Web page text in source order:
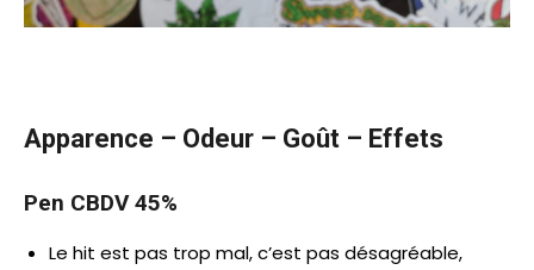
Apparence – Odeur – Goût – Effets
Pen CBDV 45%
Le hit est pas trop mal, c’est pas désagréable,